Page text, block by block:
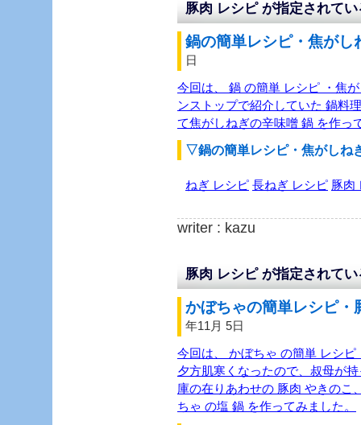
豚肉 レシピ が指定されて
鍋の簡単レシピ・焦が
日
今回は、 鍋 の簡単 レシピ ・焦
ンストップで紹介していた 鍋料
て焦がしねぎの辛味噌 鍋 を作っ
▽鍋の簡単レシピ・焦がしね
ねぎ レシピ 長ねぎ レシピ 豚肉
writer : kazu
豚肉 レシピ が指定されて
かぼちゃの簡単レシピ
年11月 5日
今回は、 かぼちゃ の簡単 レシ
夕方肌寒くなったので、叔母が
庫の在りあわせの 豚肉 やきのこ
ちゃ の塩 鍋 を作ってみました。